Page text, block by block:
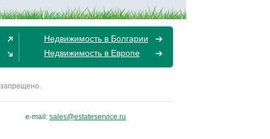
Недвижимость в Болгарии
Недвижимость в Европе
e-mail: sales@estateservice.ru